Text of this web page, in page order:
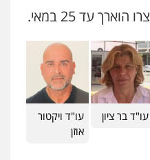
עו"ד בר ציון
עו"ד ויקטור
אוזן
עורכי דין
מס הכנסה מע"מ